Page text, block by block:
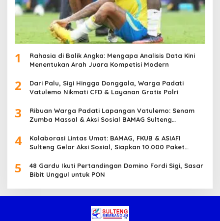
1
Rahasia di Balik Angka: Mengapa Analisis Data Kini
Menentukan Arah Juara Kompetisi Modern
2
Dari Palu, Sigi Hingga Donggala, Warga Padati
Vatulemo Nikmati CFD & Layanan Gratis Polri
3
Ribuan Warga Padati Lapangan Vatulemo: Senam
Zumba Massal & Aksi Sosial BAMAG Sulteng
4
Kolaborasi Lintas Umat: BAMAG, FKUB & ASIAFI
Sulteng Gelar Aksi Sosial, Siapkan 10.000 Paket
5
48 Gardu Ikuti Pertandingan Domino Fordi Sigi, Sasar
Bibit Unggul untuk PON